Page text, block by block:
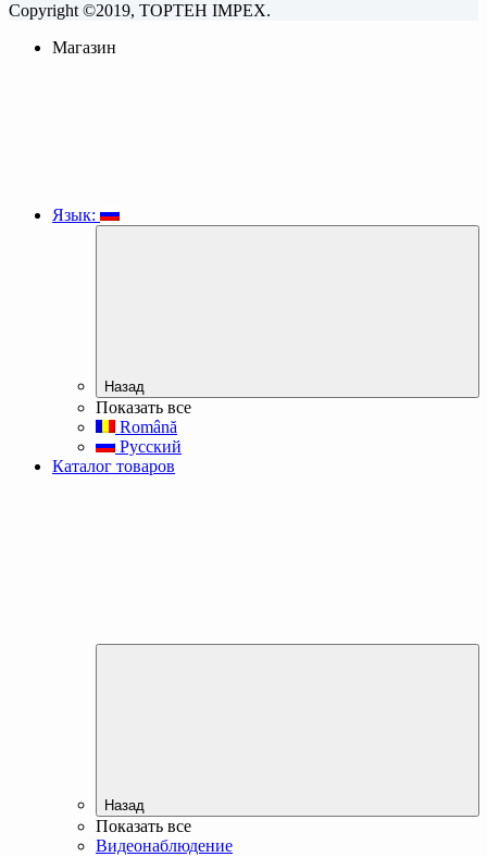
Copyright ©2019, TOPTEH IMPEX.
Магазин
Язык:
Назад
Показать все
Română
Русский
Каталог товаров
Назад
Показать все
Видеонаблюдение